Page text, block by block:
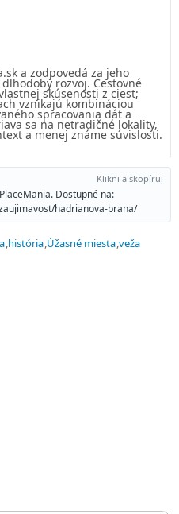
a zodpovedá za jeho
rozvoj. Cestovné
skúsenosti z ciest;
vznikajú kombináciou
spracovania dát a
sa na netradičné lokality,
a menej známe súvislosti.
Klikni a skopíruj
Dostupné na:
hadrianova-brana/
história Úžasné miesta veža